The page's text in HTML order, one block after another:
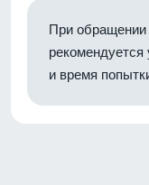
При
и время